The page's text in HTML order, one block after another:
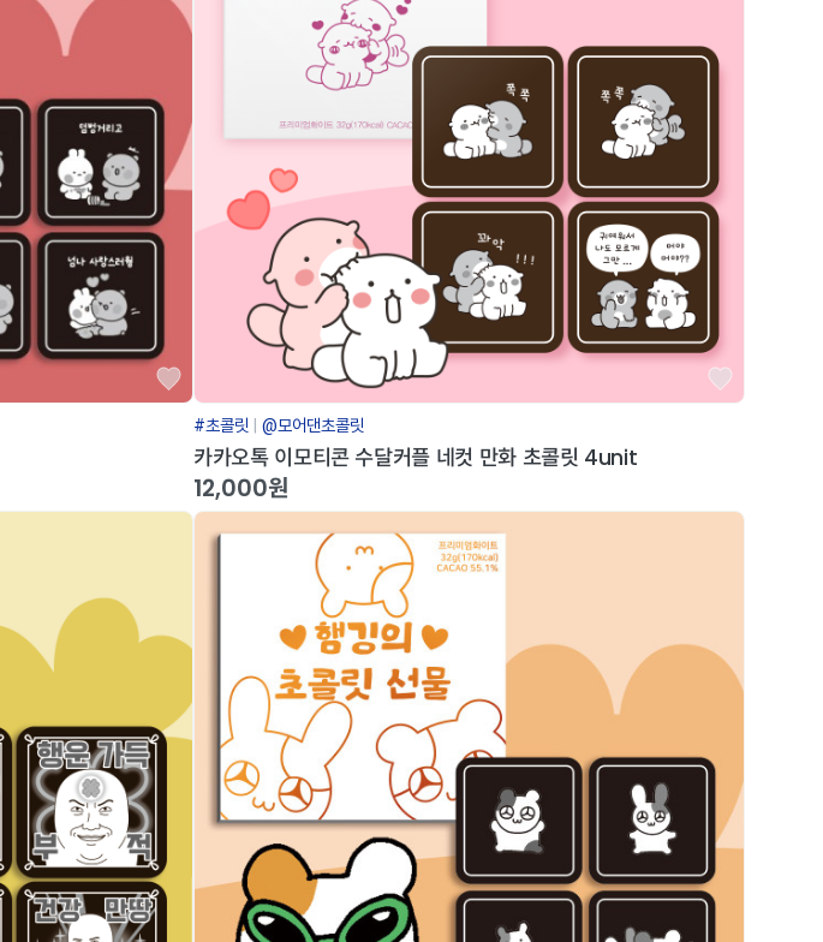
#초콜릿 @모어댄초콜릿
카카오톡 이모티콘 수달커플 네컷 만화 초콜릿 4unit
12,000원